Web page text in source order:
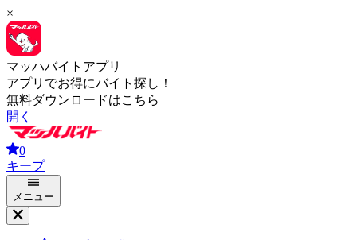
×
マッハバイトアプリ
アプリでお得にバイト探し！
無料ダウンロードはこちら
開く
0
キープ
メニュー